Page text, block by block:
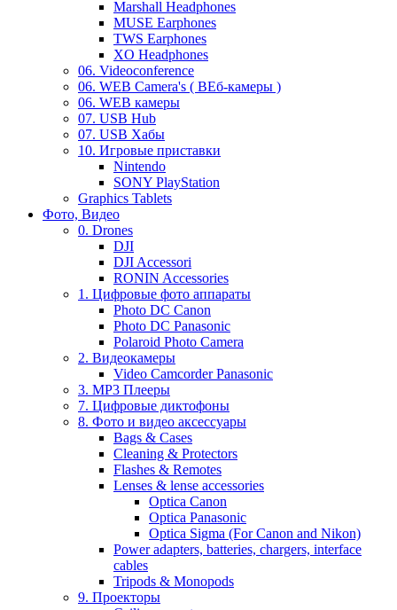
Marshall Headphones
MUSE Earphones
TWS Earphones
XO Headphones
06. Videoconference
06. WEB Camera's ( ВЕб-камеры )
06. WEB камеры
07. USB Hub
07. USB Хабы
10. Игровые приставки
Nintendo
SONY PlayStation
Graphics Tablets
Фото, Видео
0. Drones
DJI
DJI Accessori
RONIN Accessories
1. Цифровые фото аппараты
Photo DC Canon
Photo DC Panasonic
Polaroid Photo Camera
2. Видеокамеры
Video Camcorder Panasonic
3. MP3 Плееры
7. Цифровые диктофоны
8. Фото и видео аксессуары
Bags & Cases
Cleaning & Protectors
Flashes & Remotes
Lenses & lense accessories
Optica Canon
Optica Panasonic
Optica Sigma (For Canon and Nikon)
Power adapters, batteries, chargers, interface
cables
Tripods & Monopods
9. Проекторы